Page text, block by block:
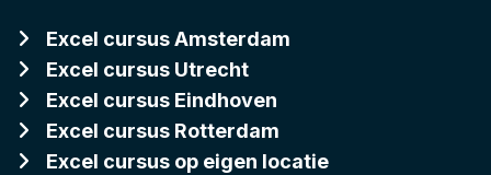
Excel cursus Amsterdam
Excel cursus Utrecht
Excel cursus Eindhoven
Excel cursus Rotterdam
Excel cursus op eigen locatie